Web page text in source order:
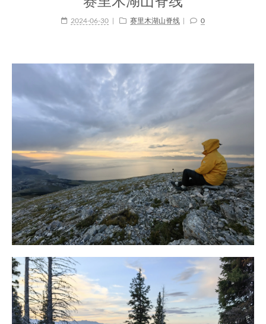
2024-06-30 赛里木湖山脊线 0